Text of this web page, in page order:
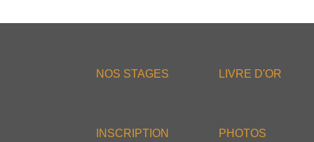
NOS STAGES
INSCRIPTION
LIVRE D'OR
PHOTOS